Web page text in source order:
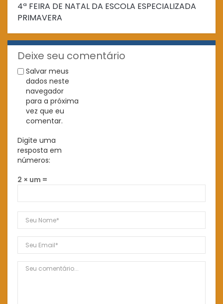
4ª FEIRA DE NATAL DA ESCOLA ESPECIALIZADA
PRIMAVERA
Deixe seu comentário
Salvar meus
dados neste
navegador
para a próxima
vez que eu
comentar.
Digite uma
resposta em
números:
2 × um =